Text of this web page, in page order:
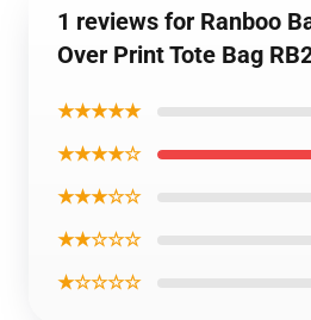
1 reviews for Ranboo
Over Print Tote Bag
★★★★★
★★★★☆
★★★☆☆
★★☆☆☆
★☆☆☆☆